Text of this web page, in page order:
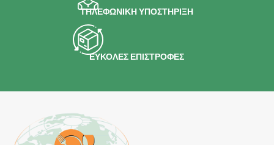
ΤΗΛΕΦΩΝΙΚΗ ΥΠΟΣΤΗΡΙΞΗ
ΕΥΚΟΛΕΣ ΕΠΙΣΤΡΟΦΕΣ